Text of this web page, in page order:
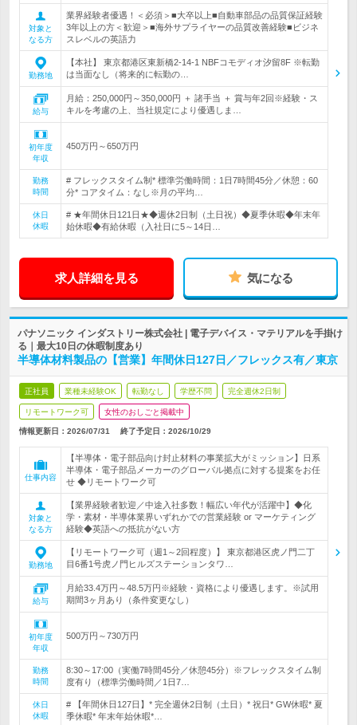
対象と
なる方
業界経験者優遇！＜必須＞■大卒以上■自動車部品の品質保証経験
3年以上の方＜歓迎＞■海外サプライヤーの品質改善経験■ビジネ
スレベルの英語力
勤務地
【本社】 東京都港区東新橋2-14-1 NBFコモディオ汐留8F ※転勤
は当面なし（将来的に転勤の…
給与
月給：250,000円～350,000円 ＋ 諸手当 ＋ 賞与年2回※経験・ス
キルを考慮の上、当社規定により優遇しま…
初年度
年収
450万円～650万円
勤務
時間
# フレックスタイム制* 標準労働時間：1日7時間45分／休憩：60
分* コアタイム：なし※月の平均…
休日
休暇
# ★年間休日121日★◆週休2日制（土日祝）◆夏季休暇◆年末年
始休暇◆有給休暇（入社日に5～14日…
求人詳細を見る 気になる
パナソニック インダストリー株式会社 | 電子デバイス・マテリアルを手掛け
る｜最大10日の休暇制度あり
半導体材料製品の【営業】年間休日127日／フレックス有／東京
正社員 業種未経験OK 転勤なし 学歴不問 完全週休2日制
リモートワーク可 女性のおしごと掲載中
情報更新日：2026/07/31 終了予定日： 2026/10/29
仕事内容
【半導体・電子部品向け封止材料の事業拡大がミッション】日系
半導体・電子部品メーカーのグローバル拠点に対する提案をお任
せ ◆リモートワーク可
対象と
なる方
【業界経験者歓迎／中途入社多数！幅広い年代が活躍中】◆化
学・素材・半導体業界いずれかでの営業経験 or マーケティング
経験◆英語への抵抗がない方
勤務地
【リモートワーク可（週1～2回程度）】 東京都港区虎ノ門二丁
目6番1号虎ノ門ヒルズステーションタワ…
給与
月給33.4万円～48.5万円※経験・資格により優遇します。※試用
期間3ヶ月あり（条件変更なし）
初年度
年収
500万円～730万円
勤務
時間
8:30～17:00（実働7時間45分／休憩45分）※フレックスタイム制
度有り（標準労働時間／1日7…
休日
休暇
# 【年間休日127日】* 完全週休2日制（土日）* 祝日* GW休暇* 夏
季休暇* 年末年始休暇*…